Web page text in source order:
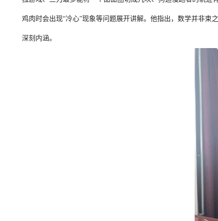
鸡肉时会出现“冷心”现象等问题展开讲解。他指出，数学并非
深刻内涵。